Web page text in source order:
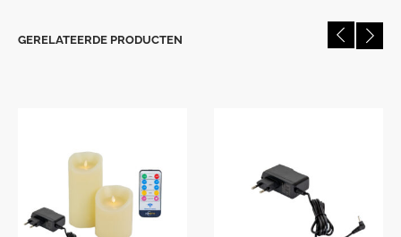
GERELATEERDE PRODUCTEN